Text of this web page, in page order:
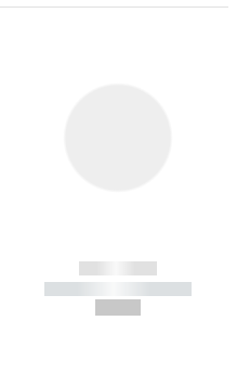
------------
----------- -----------